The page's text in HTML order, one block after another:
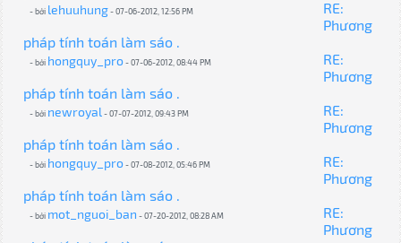
- bởi lehuuhung- 07-06-2012, 12:56 PM
RE:
Phương
pháp tính toán làm sáo .
- bởi hongquy_pro- 07-06-2012, 08:44 PM
RE:
Phương
pháp tính toán làm sáo .
- bởi newroyal- 07-07-2012, 09:43 PM
RE:
Phương
pháp tính toán làm sáo .
- bởi hongquy_pro- 07-08-2012, 05:46 PM
RE:
Phương
pháp tính toán làm sáo .
- bởi mot_nguoi_ban - 07-20-2012, 08:28 AM
RE:
Phương